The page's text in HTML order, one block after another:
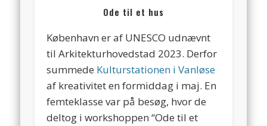
Ode til et hus
København er af UNESCO udnævnt
til Arkitekturhovedstad 2023. Derfor
summede Kulturstationen i Vanløse
af kreativitet en formiddag i maj. En
femteklasse var på besøg, hvor de
deltog i workshoppen “Ode til et